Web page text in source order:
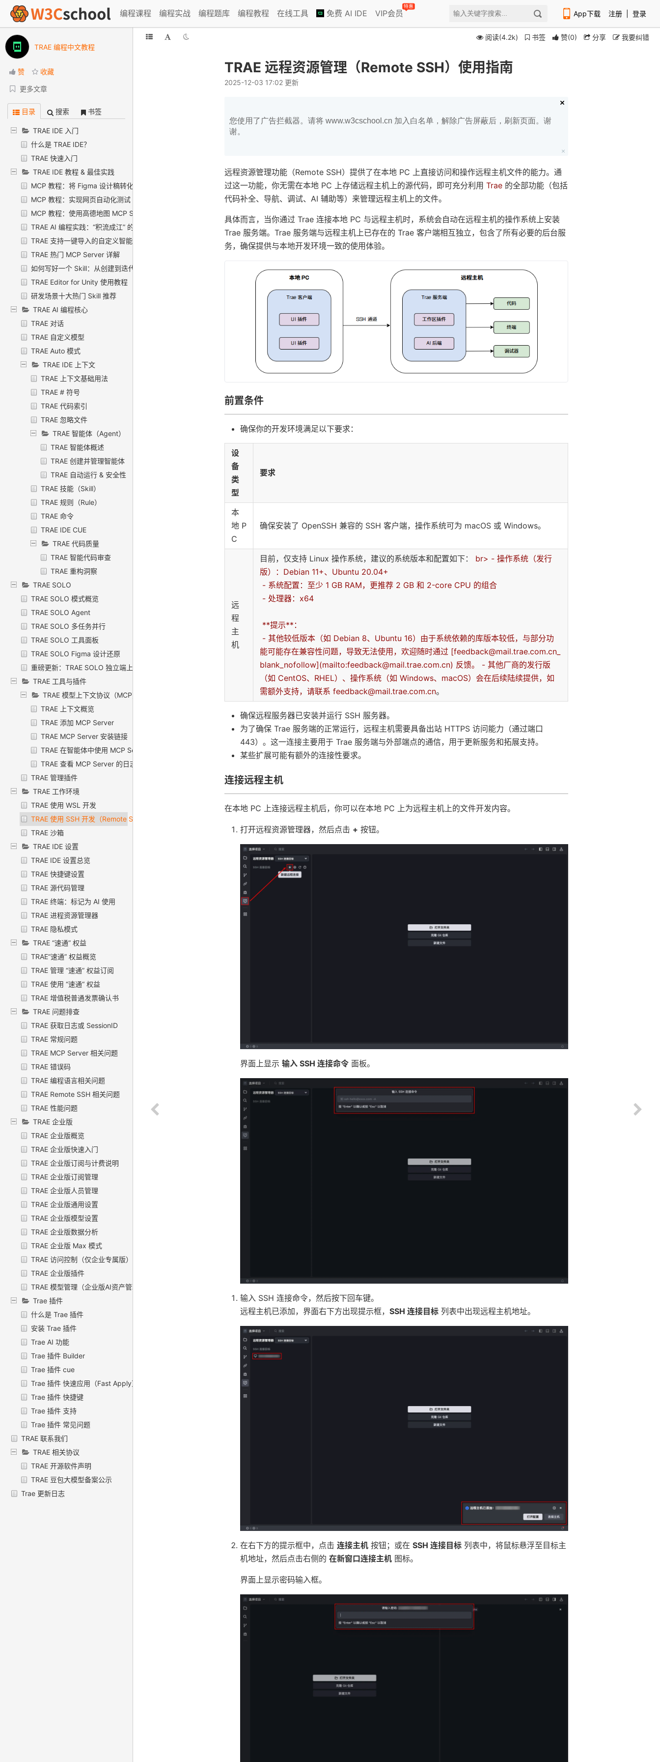
编程课程 编程实战 编程题库 编程教程 在线工具 免费 AI IDE VIP会员
特惠
App下载 注册 登录
TRAE 编程中文教程
赞 收藏
更多文章
目录 搜索 书签
TRAE IDE 入门
什么是 TRAE IDE？
TRAE 快速入门
TRAE IDE 教程 & 最佳实践
MCP 教程：将 Figma 设计稿转化为前端代码
MCP 教程：实现网页自动化测试
MCP 教程：使用高德地图 MCP Server 规划行程
TRAE AI 编程实践：“积流成江” 的开发故事
TRAE 支持一键导入的自定义智能体
TRAE 热门 MCP Server 详解
如何写好一个 Skill：从创建到迭代的最佳实践
TRAE Editor for Unity 使用教程
研发场景十大热门 Skill 推荐
TRAE AI 编程核心
TRAE 对话
TRAE 自定义模型
TRAE Auto 模式
TRAE IDE 上下文
TRAE 上下文基础用法
TRAE # 符号
TRAE 代码索引
TRAE 忽略文件
TRAE 智能体（Agent）
TRAE 智能体概述
TRAE 创建并管理智能体
TRAE 自动运行 & 安全性
TRAE 技能（Skill）
TRAE 规则（Rule）
TRAE 命令
TRAE IDE CUE
TRAE 代码质量
TRAE 智能代码审查
TRAE 重构洞察
TRAE SOLO
TRAE SOLO 模式概览
TRAE SOLO Agent
TRAE SOLO 多任务并行
TRAE SOLO 工具面板
TRAE SOLO Figma 设计还原
重磅更新：TRAE SOLO 独立端上线
TRAE 工具与插件
TRAE 模型上下文协议（MCP）
TRAE 上下文概览
TRAE 添加 MCP Server
TRAE MCP Server 安装链接
TRAE 在智能体中使用 MCP Server
TRAE 查看 MCP Server 的日志
TRAE 管理插件
TRAE 工作环境
TRAE 使用 WSL 开发
TRAE 使用 SSH 开发（Remote SSH）
TRAE 沙箱
TRAE IDE 设置
TRAE IDE 设置总览
TRAE 快捷键设置
TRAE 源代码管理
TRAE 终端：标记为 AI 使用
TRAE 进程资源管理器
TRAE 隐私模式
TRAE “速通” 权益
TRAE“速通” 权益概览
TRAE 管理 “速通” 权益订阅
TRAE 使用 “速通“ 权益
TRAE 增值税普通发票确认书
TRAE 问题排查
TRAE 获取日志或 SessionID
TRAE 常规问题
TRAE MCP Server 相关问题
TRAE 错误码
TRAE 编程语言相关问题
TRAE Remote SSH 相关问题
TRAE 性能问题
TRAE 企业版
TRAE 企业版概览
TRAE 企业版快速入门
TRAE 企业版订阅与计费说明
TRAE 企业版订阅管理
TRAE 企业版人员管理
TRAE 企业版通用设置
TRAE 企业版模型设置
TRAE 企业版数据分析
TRAE 企业版 Max 模式
TRAE 访问控制（仅企业专属版）
TRAE 企业版插件
TRAE 模型管理（企业版AI资产管理）
Trae 插件
什么是 Trae 插件
安装 Trae 插件
Trae AI 功能
Trae 插件 Builder
Trae 插件 cue
Trae 插件 快速应用（Fast Apply）
Trae 插件 快捷键
Trae 插件 支持
Trae 插件 常见问题
TRAE 联系我们
TRAE 相关协议
TRAE 开源软件声明
TRAE 豆包大模型备案公示
Trae 更新日志
阅读(4.2k) 书签 赞(0) 分享 我要纠错
TRAE 远程资源管理（Remote SSH）使用指南
2025-12-03 17:02 更新
您使用了广告拦截器。请将 www.w3cschool.cn 加入白名单，解除广告屏蔽后，刷新页面。谢
谢。
远程资源管理功能（Remote SSH）提供了在本地 PC 上直接访问和操作远程主机文件的能力。通
过这一功能，你无需在本地 PC 上存储远程主机上的源代码，即可充分利用 Trae 的全部功能（包括
代码补全、导航、调试、AI 辅助等）来管理远程主机上的文件。
具体而言，当你通过 Trae 连接本地 PC 与远程主机时，系统会自动在远程主机的操作系统上安装
Trae 服务端。Trae 服务端与远程主机上已存在的 Trae 客户端相互独立，包含了所有必要的后台服
务，确保提供与本地开发环境一致的使用体验。
前置条件
确保你的开发环境满足以下要求：
设
备
类
型
要求
本
地 P
C
确保安装了 OpenSSH 兼容的 SSH 客户端，操作系统可为 macOS 或 Windows。
远
程
主
机
目前，仅支持 Linux 操作系统，建议的系统版本和配置如下： br> - 操作系统（发行
版）：Debian 11+、Ubuntu 20.04+
- 系统配置：至少 1 GB RAM，更推荐 2 GB 和 2-core CPU 的组合
- 处理器：x64
**提示**：
- 其他较低版本（如 Debian 8、Ubuntu 16）由于系统依赖的库版本较低，与部分功
能可能存在兼容性问题，导致无法使用，欢迎随时通过 [feedback@mail.trae.com.cn_
blank_nofollow](mailto:feedback@mail.trae.com.cn) 反馈。
- 其他厂商的发行版
（如 CentOS、RHEL）、操作系统（如 Windows、macOS）会在后续陆续提供，如
需额外支持，请联系 feedback@mail.trae.com.cn。
确保远程服务器已安装并运行 SSH 服务器。
为了确保 Trae 服务端的正常运行，远程主机需要具备出站 HTTPS 访问能力（通过端口
443）。这一连接主要用于 Trae 服务端与外部端点的通信，用于更新服务和拓展支持。
某些扩展可能有额外的连接性要求。
连接远程主机
在本地 PC 上连接远程主机后，你可以在本地 PC 上为远程主机上的文件开发内容。
打开远程资源管理器，然后点击 + 按钮。
界面上显示 输入 SSH 连接命令 面板。
输入 SSH 连接命令，然后按下回车键。
远程主机已添加，界面右下方出现提示框， SSH 连接目标 列表中出现远程主机地址。
在右下方的提示框中，点击 连接主机 按钮；或在 SSH 连接目标 列表中，将鼠标悬浮至目标主
机地址，然后点击右侧的 在新窗口连接主机 图标。
界面上显示密码输入框。